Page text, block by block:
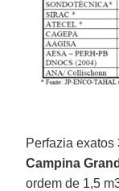
Perfazia exatos
Campina
ordem de 1,5